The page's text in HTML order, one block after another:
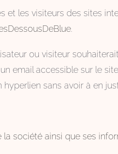
et les visiteurs des sites
.
ou visiteur
un email accessible sur le
hyperlien sans avoir à en
la société ainsi que ses